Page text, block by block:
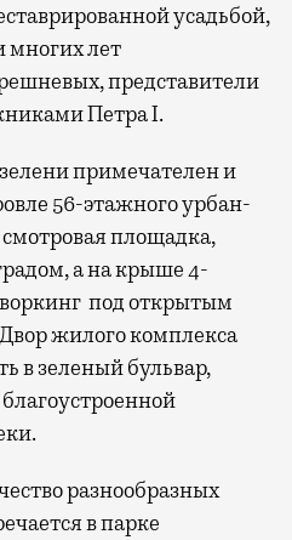
усадьбой,
многих лет
представители
Петра I.
примечателен и
56-этажного урбан-
площадка,
а на крыше 4-
под открытым
жилого комплекса
в зеленый бульвар,
разнообразных
в парке